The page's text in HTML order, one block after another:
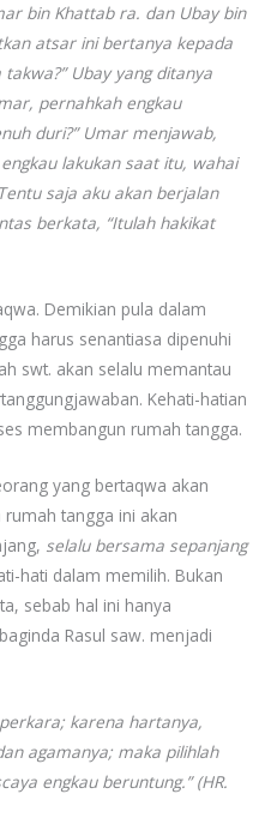
bin Khattab ra. dan Ubay bin
atsar ini bertanya kepada
Ubay yang ditanya
pernahkah engkau
duri?” Umar menjawab,
lakukan saat itu, wahai
saja aku akan berjalan
berkata, “Itulah hakikat
Demikian pula dalam
harus senantiasa dipenuhi
swt. akan selalu memantau
Kehati-hatian
membangun rumah tangga.
yang bertaqwa akan
tangga ini akan
selalu bersama sepanjang
hati dalam memilih. Bukan
sebab hal ini hanya
Rasul saw. menjadi
karena hartanya,
agamanya; maka pilihlah
engkau beruntung.” (HR.